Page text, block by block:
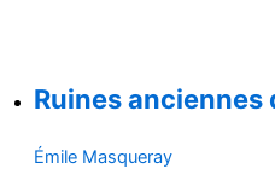
Ruines anciennes
Émile Masqueray